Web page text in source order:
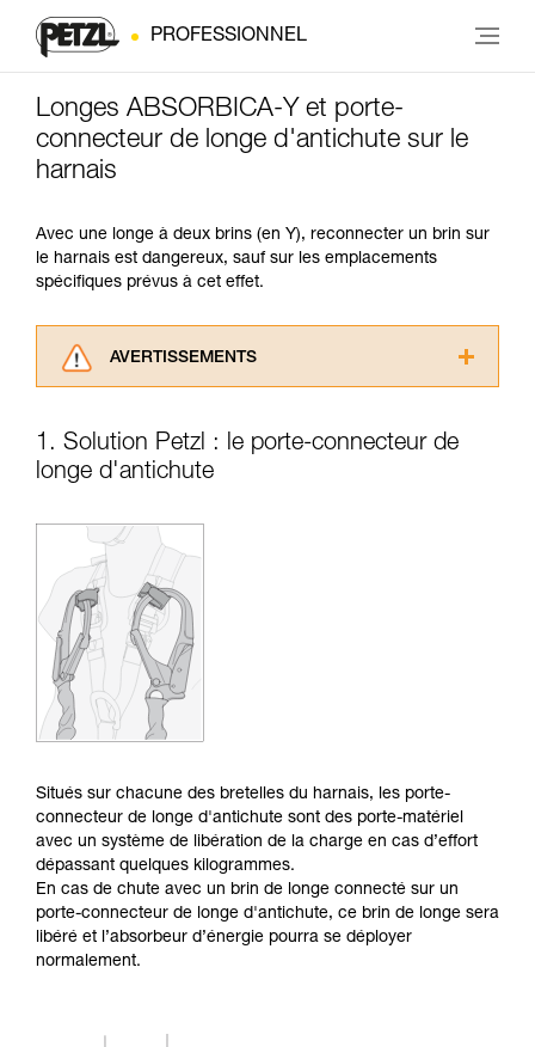
PROFESSIONNEL
Longes ABSORBICA-Y et porte-
connecteur de longe d'antichute sur le
harnais
Avec une longe à deux brins (en Y), reconnecter un brin sur
le harnais est dangereux, sauf sur les emplacements
spécifiques prévus à cet effet.
AVERTISSEMENTS
consulter. Vous devez avoir compris les
informations de la notice technique pour
d’informations.
Maîtriser ces techniques nécessite une
formation et un entraînement spécifique. Validez
avec un professionnel votre capacité à refaire
la manipulation, seul, en toute sécurité, avant
de la reproduire en autonomie.
Nous donnons des exemples de techniques
liées à votre activité. Il peut en exister d’autres
que nous ne décrivons pas ici.
1. Solution Petzl : le porte-connecteur de
longe d'antichute
Situés sur chacune des bretelles du harnais, les porte-
connecteur de longe d'antichute sont des porte-matériel
avec un système de libération de la charge en cas d’effort
dépassant quelques kilogrammes.
En cas de chute avec un brin de longe connecté sur un
porte-connecteur de longe d'antichute, ce brin de longe sera
libéré et l’absorbeur d’énergie pourra se déployer
normalement.